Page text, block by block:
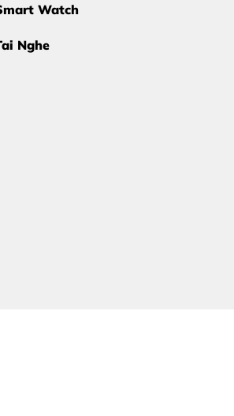
Watch
Nghe